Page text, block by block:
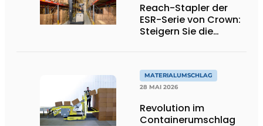
Reach-Stapler der
ESR-Serie von Crown:
Steigern Sie die
MATERIALUMSCHLAG
28 MAI 2026
Revolution im
Containerumschlag